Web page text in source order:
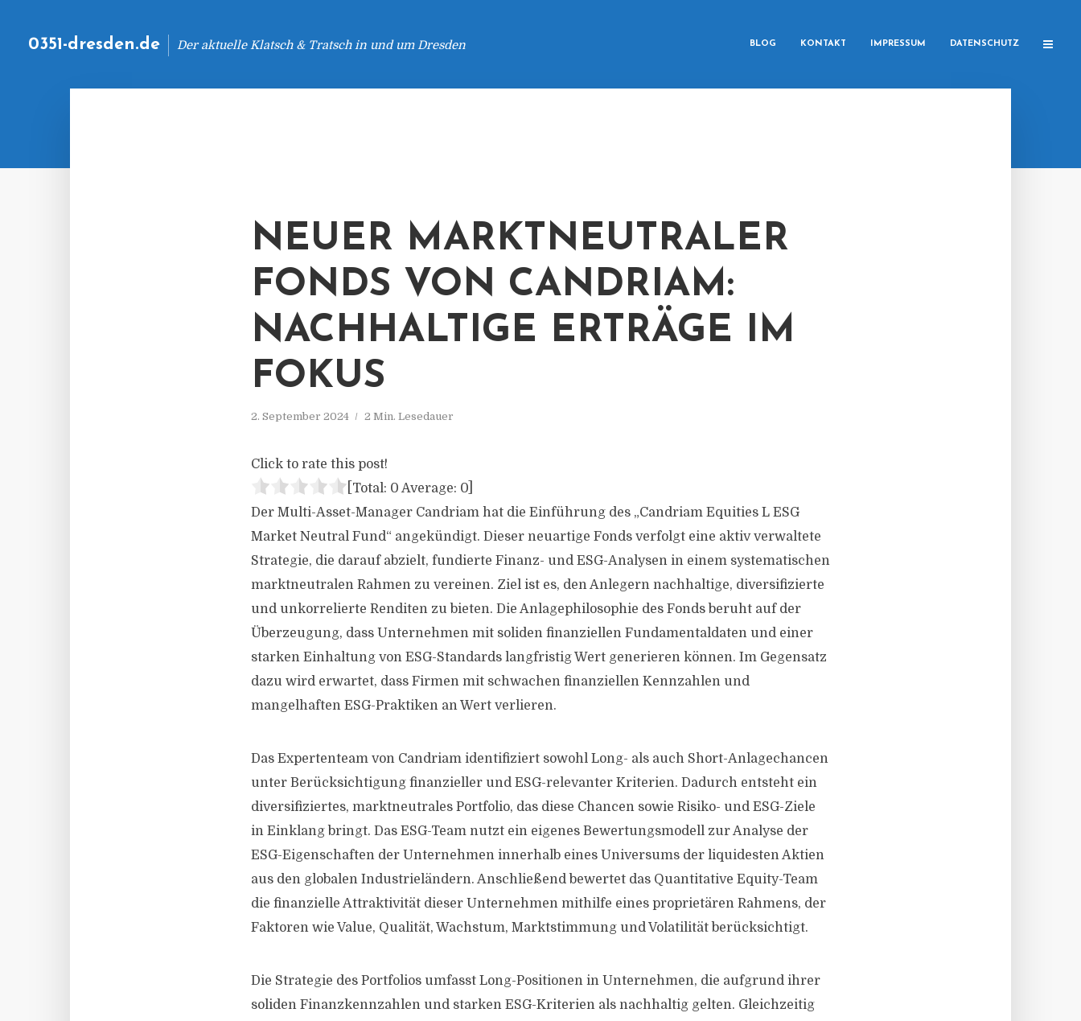
0351-dresden.de Der aktuelle Klatsch & Tratsch in und um Dresden BLOG KONTAKT IMPRESSUM DATENSCHUTZ
NEUER MARKTNEUTRALER
FONDS VON CANDRIAM:
NACHHALTIGE ERTRÄGE IM
FOKUS
2. September 2024 2 Min. Lesedauer
Click to rate this post!
[Total: 0 Average: 0
Der Multi-Asset-Manager Candriam hat die Einführung des „Candriam Equities L ESG
Market Neutral Fund“ angekündigt. Dieser neuartige Fonds verfolgt eine aktiv verwaltete
Strategie, die darauf abzielt, fundierte Finanz- und ESG-Analysen in einem systematischen
marktneutralen Rahmen zu vereinen. Ziel ist es, den Anlegern nachhaltige, diversifizierte
und unkorrelierte Renditen zu bieten. Die Anlagephilosophie des Fonds beruht auf der
Überzeugung, dass Unternehmen mit soliden finanziellen Fundamentaldaten und einer
starken Einhaltung von ESG-Standards langfristig Wert generieren können. Im Gegensatz
dazu wird erwartet, dass Firmen mit schwachen finanziellen Kennzahlen und
mangelhaften ESG-Praktiken an Wert verlieren.
Das Expertenteam von Candriam identifiziert sowohl Long- als auch Short-Anlagechancen
unter Berücksichtigung finanzieller und ESG-relevanter Kriterien. Dadurch entsteht ein
diversifiziertes, marktneutrales Portfolio, das diese Chancen sowie Risiko- und ESG-Ziele
in Einklang bringt. Das ESG-Team nutzt ein eigenes Bewertungsmodell zur Analyse der
ESG-Eigenschaften der Unternehmen innerhalb eines Universums der liquidesten Aktien
aus den globalen Industrieländern. Anschließend bewertet das Quantitative Equity-Team
die finanzielle Attraktivität dieser Unternehmen mithilfe eines proprietären Rahmens, der
Faktoren wie Value, Qualität, Wachstum, Marktstimmung und Volatilität berücksichtigt.
Die Strategie des Portfolios umfasst Long-Positionen in Unternehmen, die aufgrund ihrer
soliden Finanzkennzahlen und starken ESG-Kriterien als nachhaltig gelten. Gleichzeitig